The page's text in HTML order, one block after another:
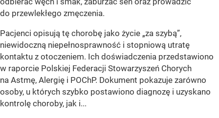
do przewlekłego zmęczenia.
Pacjenci opisują tę chorobę jako życie „za szybą”,
niewidoczną niepełnosprawność i stopniową utratę
kontaktu z otoczeniem. Ich doświadczenia przedstawiono
w raporcie Polskiej Federacji Stowarzyszeń Chorych
na Astmę, Alergię i POChP. Dokument pokazuje zarówno
osoby, u których szybko postawiono diagnozę i uzyskano
kontrolę choroby, jak i...